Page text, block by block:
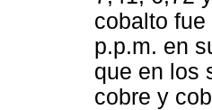
cobalto
p.p.m. en
que en los
cobre y